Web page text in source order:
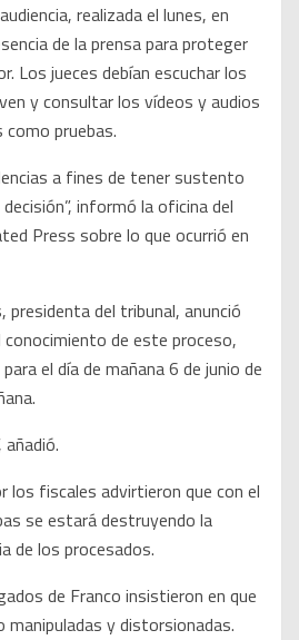
realizada el lunes, en
de la prensa para proteger
Los jueces debían escuchar los
y consultar los vídeos y audios
pruebas.
a fines de tener sustento
informó la oficina del
Press sobre lo que ocurrió en
presidenta del tribunal, anunció
conocimiento de este proceso,
el día de mañana 6 de junio de
añadió.
los fiscales advirtieron que con el
se estará destruyendo la
de los procesados.
de Franco insistieron en que
manipuladas y distorsionadas.